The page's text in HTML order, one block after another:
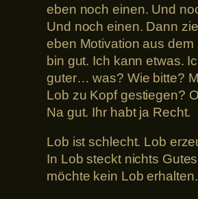
eben noch einen. Und
Und noch einen. Dann
eben Motivation aus dem
bin gut. Ich kann etwas.
guter… was? Wie bitte?
Lob zu Kopf gestiegen?
Na gut. Ihr habt ja Recht.
Lob ist schlecht. Lob
In Lob steckt nichts
möchte kein Lob erhalten.